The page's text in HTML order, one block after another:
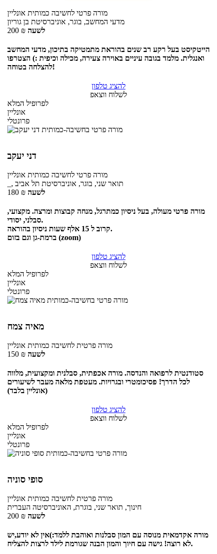
מורה פרטי לחשיבה כמותית אונליין
מדעי המחשב, בוגר, אוניברסיטת בן גוריון
200 ₪ לשעה
הייטקיסט בעל רקע רב שנים בהוראת מתמטיקה בתיכון, מדעי המחשב
ואנגלית. מלמד בגובה עיניים באוירה צעירה, מכילה וכיפית :) הצטרפו
להצלחה בטוחה!
להציג טלפון
לשלוח ווצאפ
לפרופיל המלא
אונליין
פרונטלי
דני יעקב
מורה פרטי לחשיבה כמותית אונליין
_, תואר שני, בוגר, אוניברסיטת תל אביב
180 ₪ לשעה
מורה פרטי מעולה, בעל ניסיון כמתרגל, מנחה קבוצות ומרצה. מקצועי,
סבלני, יסודי.
קרוב ל 15 אלף שעות ניסיון בהוראה.
ברמת-גן וגם בזום (zoom)
להציג טלפון
לשלוח ווצאפ
לפרופיל המלא
אונליין
פרונטלי
מאיה צמח
מורה פרטית לחשיבה כמותית אונליין
150 ₪ לשעה
סטודנטית לרפואה והנדסה. מורה אכפתית, סבלנית ומקצועית, מלווה
לכל הדרך! פסיכומטרי ובגרויות. מעטפת מלאה מעבר לשיעורים
(אונליין בלבד)
להציג טלפון
לשלוח ווצאפ
לפרופיל המלא
אונליין
פרונטלי
סופי סוניה
מורה פרטית לחשיבה כמותית אונליין
חינוך, תואר שני, בוגרת, האוניברסיטה העברית
200 ₪ לשעה
מורה אקדמאית מנוסה עם המון סבלנות ואוהבת ללמד:)אין לא יודע,יש
לא רוצה! גישה עם חיוך והמון הבנה שגורמת לילד לרצות להצליח.